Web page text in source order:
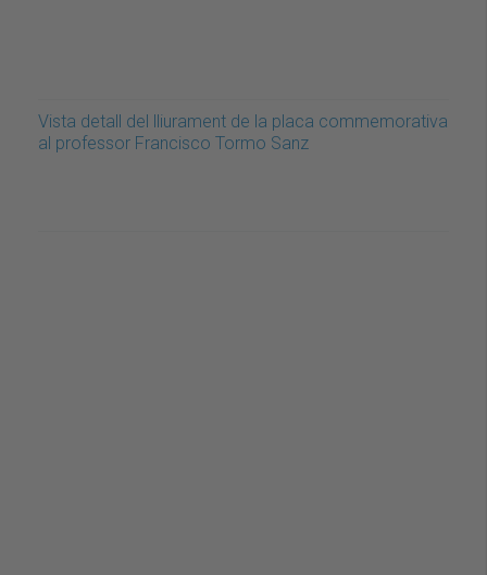
Vista detall del lliurament de la placa commemorativa
al professor Francisco Tormo Sanz